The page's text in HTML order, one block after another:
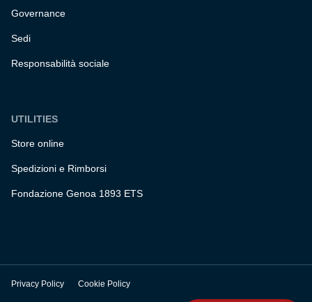
Governance
Sedi
Responsabilità sociale
UTILITIES
Store online
Spedizioni e Rimborsi
Fondazione Genoa 1893 ETS
Privacy Policy Cookie Policy